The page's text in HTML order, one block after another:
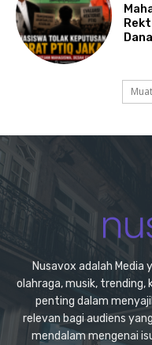
Nusavox adalah
olahraga, musik, trending,
penting dalam
relevan bagi audiens
mendalam mengenai